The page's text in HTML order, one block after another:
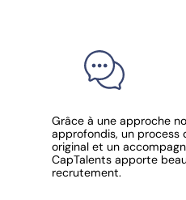
Grâce à une approche
approfondis, un process
original et un
CapTalents apporte
recrutement.